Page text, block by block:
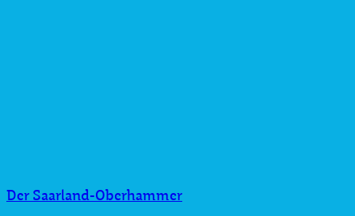
Der Saarland-Oberhammer